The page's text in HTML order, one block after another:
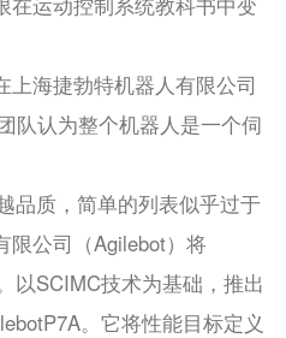
海捷勃特机器人有限公司
队认为整个机器人是一个伺
质，简单的列表似乎过于
限公司（Agilebot）将
以SCIMC技术为基础，推出
。它将性能目标定义